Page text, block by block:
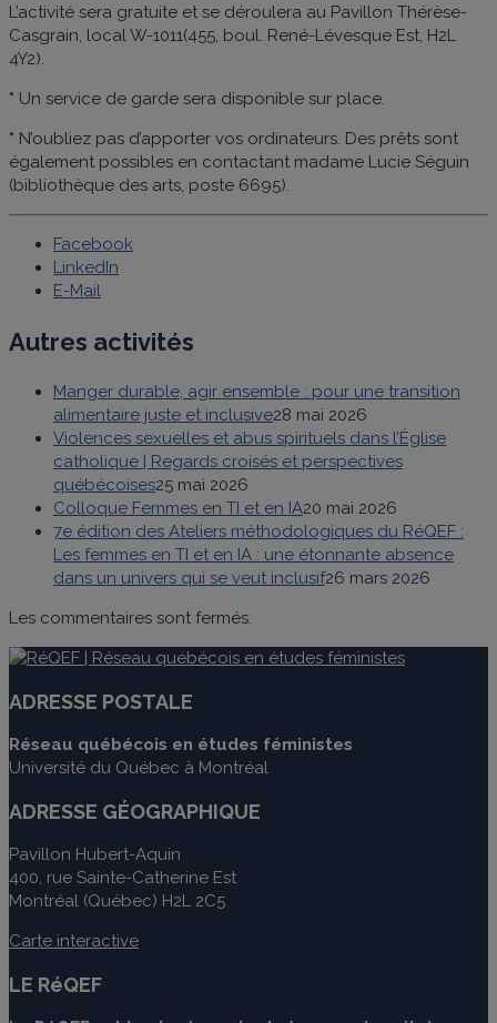
L’activité sera gratuite et se déroulera au Pavillon Thérèse-
Casgrain, local W-1011(455, boul. René-Lévesque Est, H2L
4Y2).
* Un service de garde sera disponible sur place.
* N’oubliez pas d’apporter vos ordinateurs. Des prêts sont
également possibles en contactant madame Lucie Séguin
(bibliothèque des arts, poste 6695).
Facebook
LinkedIn
E-Mail
Autres activités
Manger durable, agir ensemble : pour une transition
alimentaire juste et inclusive28 mai 2026
Violences sexuelles et abus spirituels dans l’Église
catholique | Regards croisés et perspectives
québécoises25 mai 2026
Colloque Femmes en TI et en IA20 mai 2026
7e édition des Ateliers méthodologiques du RéQEF :
Les femmes en TI et en IA : une étonnante absence
dans un univers qui se veut inclusif26 mars 2026
Les commentaires sont fermés.
ADRESSE POSTALE
Réseau québécois en études féministes
Université du Québec à Montréal
ADRESSE GÉOGRAPHIQUE
Pavillon Hubert-Aquin
400, rue Sainte-Catherine Est
Montréal (Québec) H2L 2C5
Carte interactive
LE RéQEF